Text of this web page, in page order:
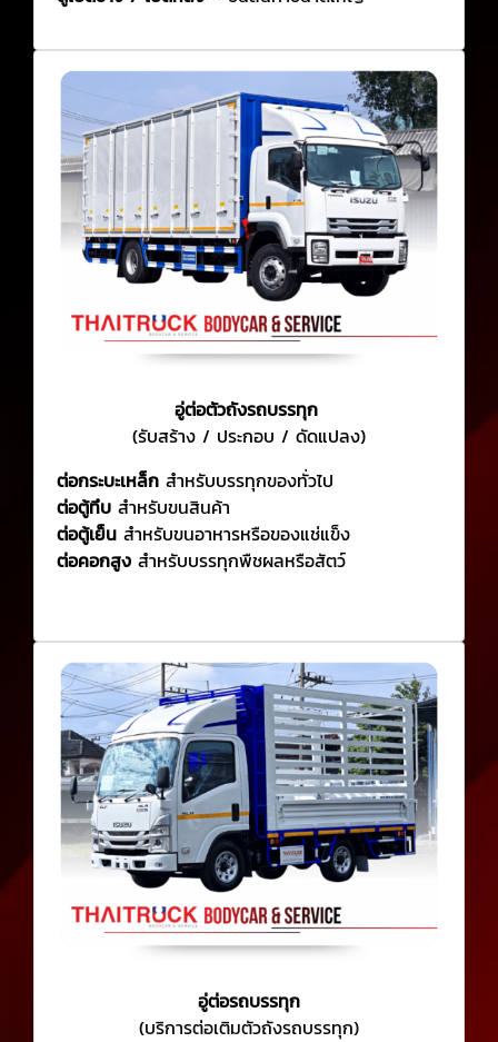
อู่ต่อตัวถังรถบรรทุก
(รับสร้าง / ประกอบ / ดัดแปลง)
ต่อกระบะเหล็ก สำหรับบรรทุกของทั่วไป
ต่อตู้ทึบ สำหรับขนสินค้า
ต่อตู้เย็น สำหรับขนอาหารหรือของแช่แข็ง
ต่อคอกสูง สำหรับบรรทุกพืชผลหรือสัตว์
อู่ต่อรถบรรทุก
(บริการต่อเติมตัวถังรถบรรทุก)